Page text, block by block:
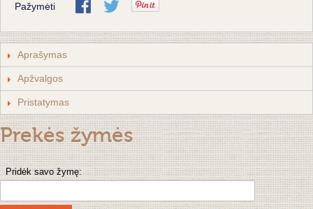
Pažymėti
Aprašymas
Apžvalgos
Pristatymas
Prekės žymės
Pridėk savo žymę: